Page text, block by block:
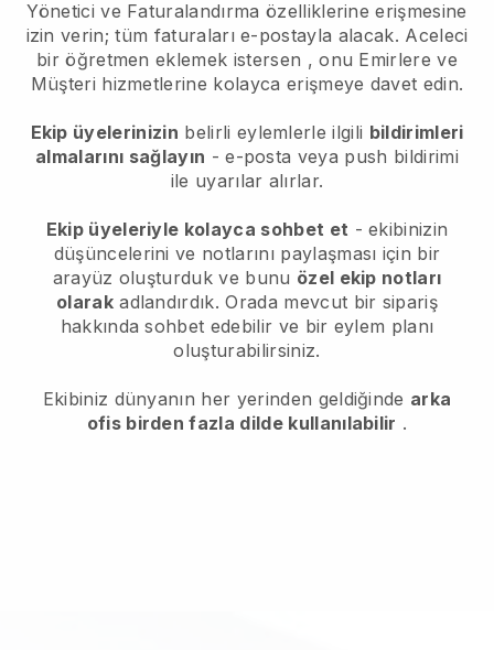
Yönetici ve Faturalandırma özelliklerine erişmesine
izin verin; tüm faturaları e-postayla alacak. Aceleci
bir öğretmen eklemek istersen , onu Emirlere ve
Müşteri hizmetlerine kolayca erişmeye davet edin.
Ekip üyelerinizin belirli eylemlerle ilgili bildirimleri
almalarını sağlayın - e-posta veya push bildirimi
ile uyarılar alırlar.
Ekip üyeleriyle kolayca sohbet et - ekibinizin
düşüncelerini ve notlarını paylaşması için bir
arayüz oluşturduk ve bunu özel ekip notları
olarakadlandırdık. Orada mevcut bir sipariş
hakkında sohbet edebilir ve bir eylem planı
oluşturabilirsiniz.
Ekibiniz dünyanın her yerinden geldiğinde arka
ofis birden fazla dilde kullanılabilir .